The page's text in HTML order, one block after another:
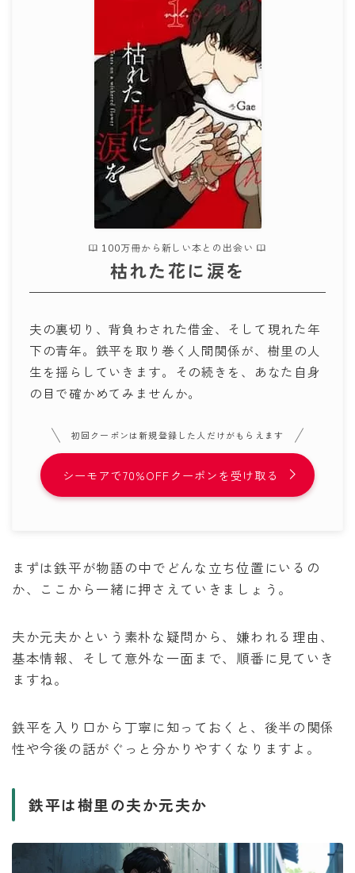
100万冊から新しい本との出会い
枯れた花に涙を
夫の裏切り、背負わされた借金、そして現れた年
下の青年。鉄平を取り巻く人間関係が、樹里の人
生を揺らしていきます。その続きを、あなた自身
の目で確かめてみませんか。
初回クーポンは新規登録した人だけがもらえます
シーモアで70%OFFクーポンを受け取る
まずは鉄平が物語の中でどんな立ち位置にいるの
か、ここから一緒に押さえていきましょう。
夫か元夫かという素朴な疑問から、嫌われる理由、
基本情報、そして意外な一面まで、順番に見ていき
ますね。
鉄平を入り口から丁寧に知っておくと、後半の関係
性や今後の話がぐっと分かりやすくなりますよ。
鉄平は樹里の夫か元夫か